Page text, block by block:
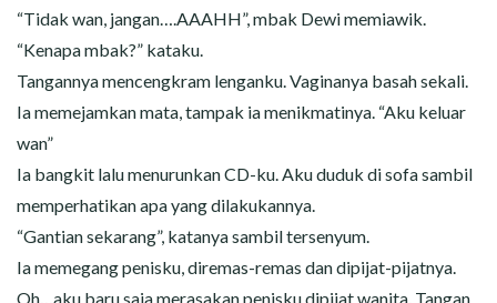
“Tidak wan, jangan….AAAHH”, mbak Dewi memiawik.
“Kenapa mbak?” kataku.
Tangannya mencengkram lenganku. Vaginanya basah sekali.
Ia memejamkan mata, tampak ia menikmatinya. “Aku keluar
wan”
Ia bangkit lalu menurunkan CD-ku. Aku duduk di sofa sambil
memperhatikan apa yang dilakukannya.
“Gantian sekarang”, katanya sambil tersenyum.
Ia memegang penisku, diremas-remas dan dipijat-pijatnya.
Oh…aku baru saja merasakan penisku dipijat wanita. Tangan